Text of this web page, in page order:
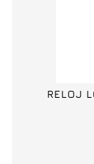
RELOJ